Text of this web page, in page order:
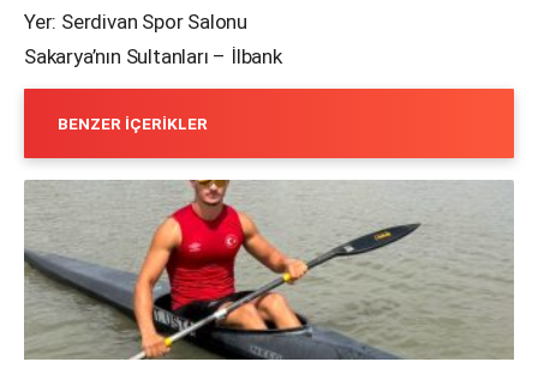
Yer: Serdivan Spor Salonu
Sakarya’nın Sultanları – İlbank
BENZER İÇERIKLER